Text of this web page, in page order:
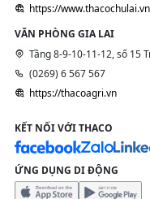
https://www.thacochulai.vn
VĂN PHÒNG GIA LAI
Tầng 8-9-10-11-12, số 15
(0269) 6 567 567
https://thacoagri.vn
KẾT NỐI VỚI THACO
ỨNG DỤNG DI ĐỘNG